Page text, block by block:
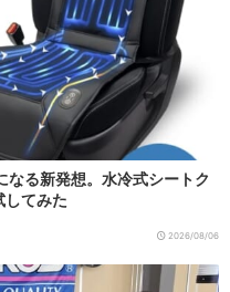
る新発想。水冷式シートク
してみた
2026/08/06